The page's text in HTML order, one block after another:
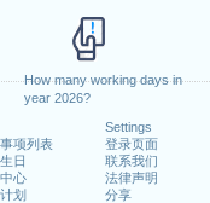
How many working days in
year 2026?
项列表
日
心
划
Settings
登录页面
联系我们
法律声明
分享